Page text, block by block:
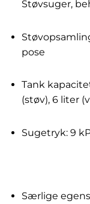
Støvsuger,
pose
Tank
(støv), 6 liter
Sugetryk: 9
Særlige